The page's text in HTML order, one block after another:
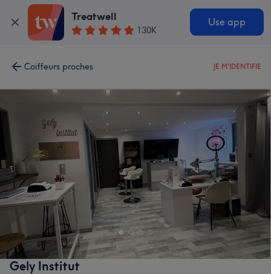
Treatwell
130K
Use app
Coiffeurs proches JE M'IDENTIFIE
Gely Institut